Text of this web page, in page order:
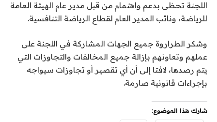
اللجنة تحظى بدعم واهتمام من قبل مدير عام الهيئة العامة
للرياضة، ونائب المدير العام لقطاع الرياضة التنافسية.
وشكر الطراروة جميع الجهات المشاركة في اللجنة على
عملهم وتعاونهم بإزالة جميع المخالفات والتجاوزات التي
يتم رصدها، لافتا إلى أن أي تقصير أو تجاوزات سيواجه
بإجراءات قانونية صارمة.
شارك هذا الموضوع: